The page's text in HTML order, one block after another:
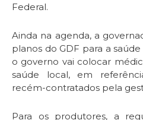
Federal.
Ainda na agenda, a
planos do GDF para a
o governo vai colocar
saúde local, em
recém-contratados pela
Para os produtores, a